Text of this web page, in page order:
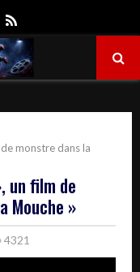
Email
monstre dans la
un film de
Mouche »
4321